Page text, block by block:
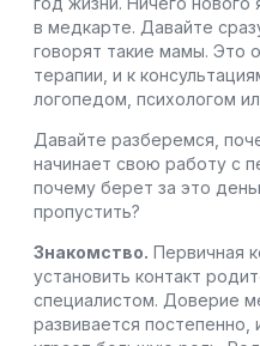
в медкарте. Давайте
говорят такие мамы. Это
терапии, и к
логопедом, психологом
Давайте разберемся,
начинает свою работу с
почему берет за это
пропустить?
Знакомство. Первичная
установить контакт
специалистом. Доверие
развивается постепенно,